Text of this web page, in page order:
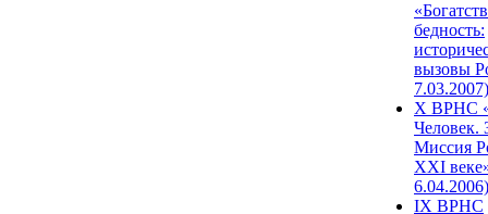
бедность:
вызовы
7.03.2007)
X ВРНС
Человек.
Миссия
XXI
6.04.2006)
IX ВРНС